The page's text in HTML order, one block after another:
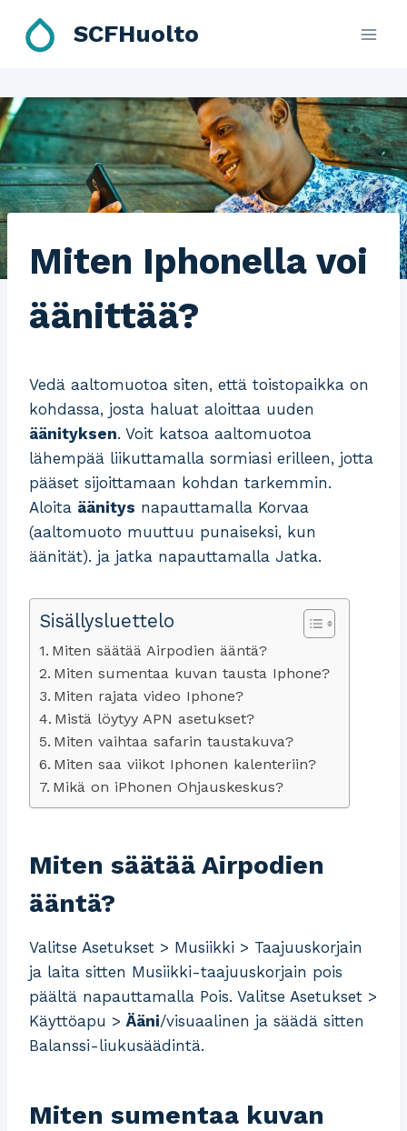
SCFHuolto
Miten Iphonella voi
äänittää?
Vedä aaltomuotoa siten, että toistopaikka on
kohdassa, josta haluat aloittaa uuden
äänityksen. Voit katsoa aaltomuotoa
lähempää liikuttamalla sormiasi erilleen, jotta
pääset sijoittamaan kohdan tarkemmin.
Aloita äänitys napauttamalla Korvaa
(aaltomuoto muuttuu punaiseksi, kun
äänität). ja jatka napauttamalla Jatka.
Sisällysluettelo
Miten säätää Airpodien ääntä?
Miten sumentaa kuvan tausta Iphone?
Miten rajata video Iphone?
Mistä löytyy APN asetukset?
Miten vaihtaa safarin taustakuva?
Miten saa viikot Iphonen kalenteriin?
Mikä on iPhonen Ohjauskeskus?
Miten säätää Airpodien
ääntä?
Valitse Asetukset > Musiikki > Taajuuskorjain
ja laita sitten Musiikki-taajuuskorjain pois
päältä napauttamalla Pois. Valitse Asetukset >
Käyttöapu > Ääni/visuaalinen ja säädä sitten
Balanssi-liukusäädintä.
Miten sumentaa kuvan